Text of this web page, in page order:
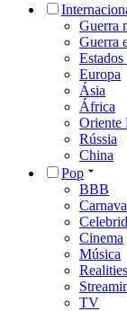
Guerra
Guerra
Europa
Ásia
África
Oriente
Rússia
China
Pop
BBB
Cinema
Música
Realities
TV